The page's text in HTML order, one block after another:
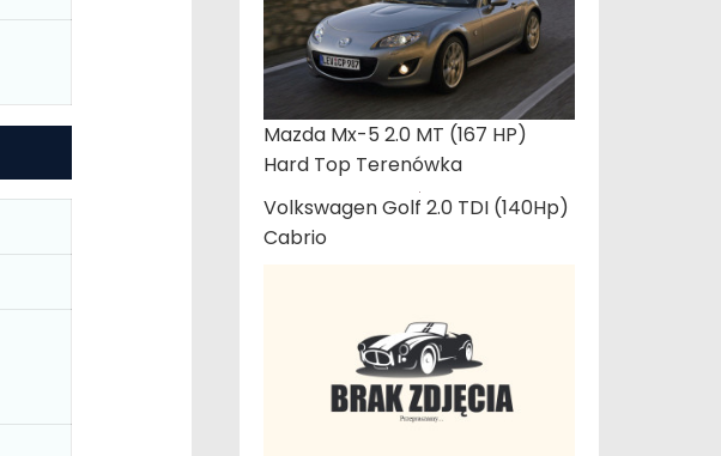
Mazda Mx-5 2.0 MT (167 HP)
Hard Top Terenówka
Volkswagen Golf 2.0 TDI (140Hp)
Cabrio